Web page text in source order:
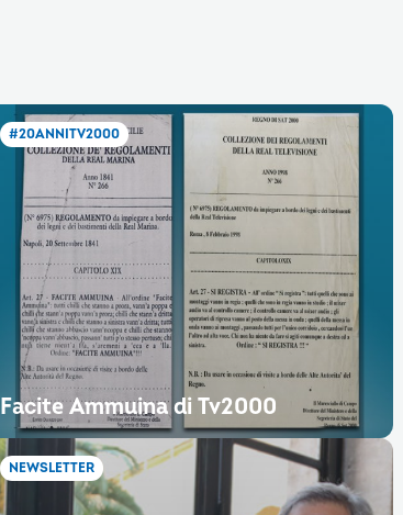
#20ANNITV2000
Facite Ammuina di Tv2000
NEWSLETTER